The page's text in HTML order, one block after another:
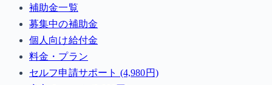
補助金一覧
募集中の補助金
個人向け給付金
料金・プラン
セルフ申請サポート (4,980円)